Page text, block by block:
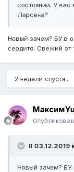
состоянии. У
Ларсена?
Новый зачем? БУ в
сердито. Свежий от
2 недели спустя...
МаксимYu
В 03.12.2019
Новый зачем? БУ